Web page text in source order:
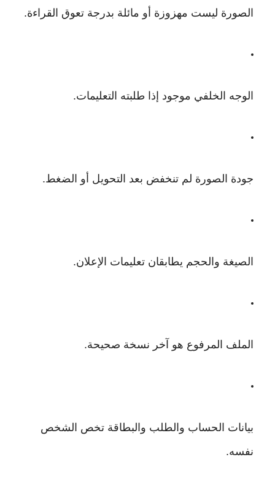
الصورة ليست مهزوزة أو مائلة بدرجة تعوق القراءة.
الوجه الخلفي موجود إذا طلبته التعليمات.
جودة الصورة لم تنخفض بعد التحويل أو الضغط.
الصيغة والحجم يطابقان تعليمات الإعلان.
الملف المرفوع هو آخر نسخة صحيحة.
بيانات الحساب والطلب والبطاقة تخص الشخص
نفسه.